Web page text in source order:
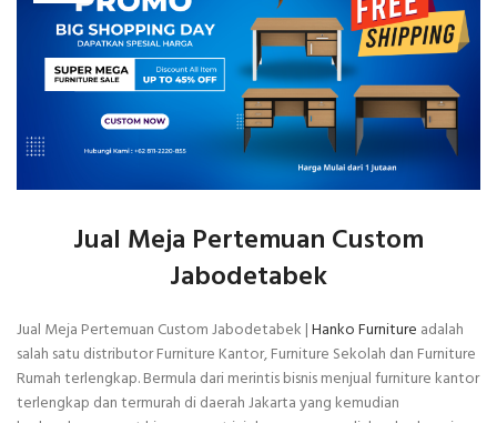
Jual Meja Pertemuan Custom
Jabodetabek
Jual Meja Pertemuan Custom Jabodetabek |Hanko Furniture adalah
salah satu distributor Furniture Kantor, Furniture Sekolah dan Furniture
Rumah terlengkap. Bermula dari merintis bisnis menjual furniture kantor
terlengkap dan termurah di daerah Jakarta yang kemudian